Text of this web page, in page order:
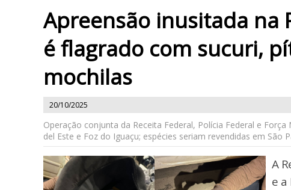
Apreensão inusitada na
é flagrado com sucuri,
mochilas
20/10/2025
Operação conjunta da Receita Federal, Polícia Federal e
del Este e Foz do Iguaçu; espécies seriam revendidas em São
A
e